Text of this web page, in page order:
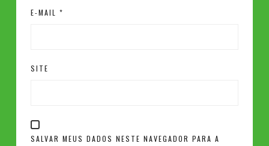
E-MAIL *
SITE
SALVAR MEUS DADOS NESTE NAVEGADOR PARA A